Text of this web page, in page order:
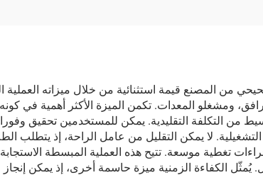
من المصنع قيمة استثنائية من خلال ميزاته العملية
ومشغلو المعدات. تكمن الميزة الأكثر أهمية في
من التكلفة التقليدية. يمكن للمستخدمين تحقيق
لا يمكن التقليل من عامل الراحة، إذ
تغطية موسعة. تتيح هذه العملية المبسطة
يُمثّل الكفاءة الزمنية ميزة حاسمة أخرى، إذ يمكن إنجاز